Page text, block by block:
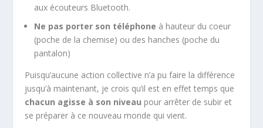
aux écouteurs Bluetooth.
Ne pas porter son téléphone à hauteur du coeur
(poche de la chemise) ou des hanches (poche du
pantalon)
Puisqu’aucune action collective n’a pu faire la différence
jusqu’à maintenant, je crois qu’il est en effet temps que
chacun agisse à son niveau pour arrêter de subir et
se préparer à ce nouveau monde qui vient.